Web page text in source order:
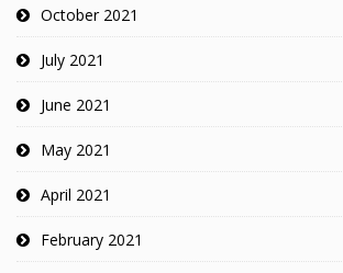
October 2021
July 2021
June 2021
May 2021
April 2021
February 2021